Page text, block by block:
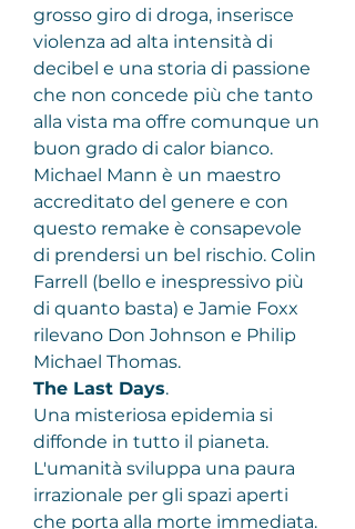
grosso giro di droga, inserisce
violenza ad alta intensità di
decibel e una storia di passione
che non concede più che tanto
alla vista ma offre comunque un
buon grado di calor bianco.
Michael Mann è un maestro
accreditato del genere e con
questo remake è consapevole
di prendersi un bel rischio. Colin
Farrell (bello e inespressivo più
di quanto basta) e Jamie Foxx
rilevano Don Johnson e Philip
Michael Thomas.
The Last Days.
Una misteriosa epidemia si
diffonde in tutto il pianeta.
L'umanità sviluppa una paura
irrazionale per gli spazi aperti
che porta alla morte immediata.